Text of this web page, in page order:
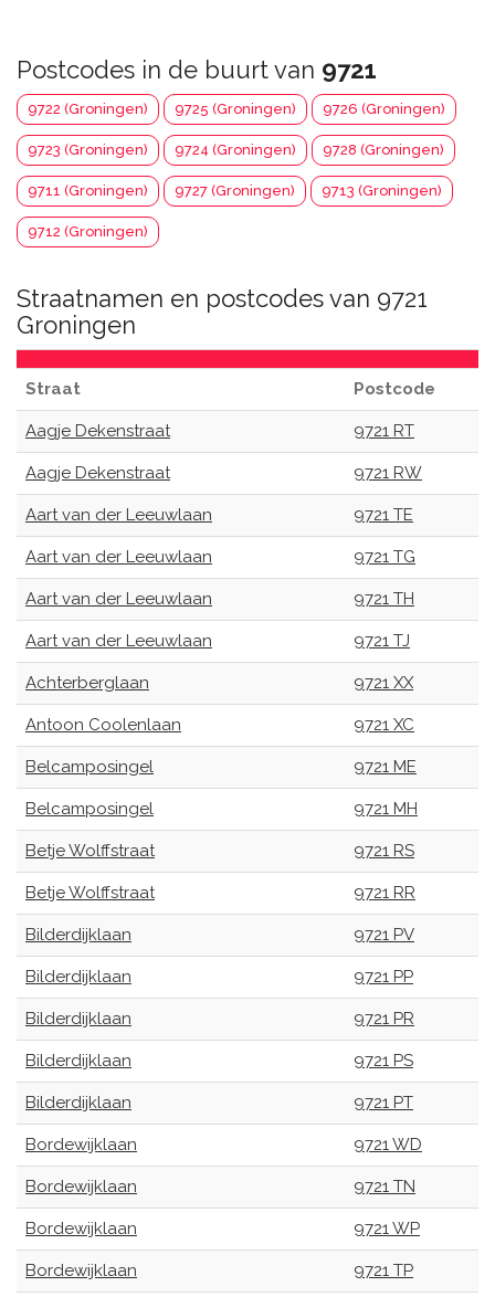
Postcodes in de buurt van 9721
9722 (Groningen) 9725 (Groningen) 9726 (Groningen)
9723 (Groningen) 9724 (Groningen) 9728 (Groningen)
9711 (Groningen) 9727 (Groningen) 9713 (Groningen)
9712 (Groningen)
Straatnamen en postcodes van 9721
Groningen
Straat Postcode
Aagje Dekenstraat 9721 RT
Aagje Dekenstraat 9721 RW
Aart van der Leeuwlaan 9721 TE
Aart van der Leeuwlaan 9721 TG
Aart van der Leeuwlaan 9721 TH
Aart van der Leeuwlaan 9721 TJ
Achterberglaan 9721 XX
Antoon Coolenlaan 9721 XC
Belcamposingel 9721 ME
Belcamposingel 9721 MH
Betje Wolffstraat 9721 RS
Betje Wolffstraat 9721 RR
Bilderdijklaan 9721 PV
Bilderdijklaan 9721 PP
Bilderdijklaan 9721 PR
Bilderdijklaan 9721 PS
Bilderdijklaan 9721 PT
Bordewijklaan 9721 WD
Bordewijklaan 9721 TN
Bordewijklaan 9721 WP
Bordewijklaan 9721 TP